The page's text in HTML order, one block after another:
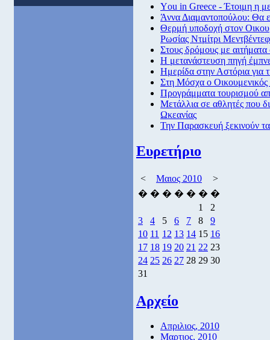
Υou in Greece - Έτοιμη η
Άννα Διαμαντοπούλου: Θα
Θερμή υποδοχή στον
Ρωσίας Ντμίτρι Μεντβέντεφ
Στους δρόμους με αιτήματα
Η μετανάστευση πηγή
Ημερίδα στην Αστόρια για
Στη Μόσχα ο Οικουμενικός
Προγράμματα τουρισμού
Μετάλλια σε αθλητές που
Ωκεανίας
Την Παρασκευή ξεκινούν
Ευρετήριο
< Μαιος 2010
>
� � � � � � �
1
2
3
4 5 6 7 8
9
10 11 12 13 14 15 16
17 18 19 20 21 22 23
24 25 26 27 28 29 30
31
Αρχείο
Απριλιος, 2010
Μαρτιος, 2010